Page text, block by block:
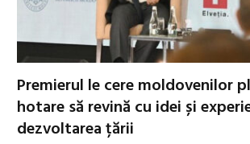
Premierul le cere moldovenilor
hotare să revină cu idei și
dezvoltarea țării